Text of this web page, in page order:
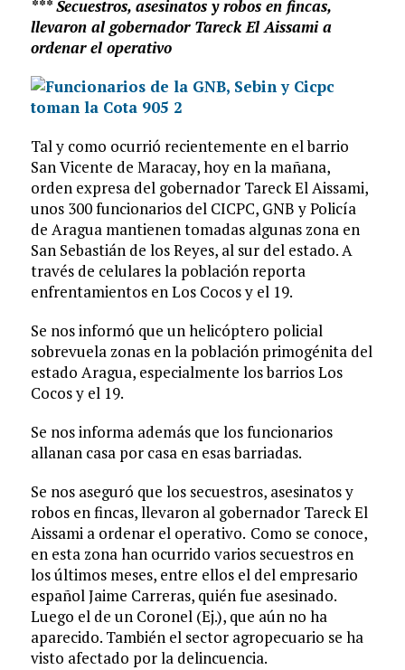
*** Secuestros, asesinatos y robos en fincas,
llevaron al gobernador Tareck El Aissami a
ordenar el operativo
Tal y como ocurrió recientemente en el barrio
San Vicente de Maracay, hoy en la mañana,
orden expresa del gobernador Tareck El Aissami,
unos 300 funcionarios del CICPC, GNB y Policía
de Aragua mantienen tomadas algunas zona en
San Sebastián de los Reyes, al sur del estado. A
través de celulares la población reporta
enfrentamientos en Los Cocos y el 19.
Se nos informó que un helicóptero policial
sobrevuela zonas en la población primogénita del
estado Aragua, especialmente los barrios Los
Cocos y el 19.
Se nos informa además que los funcionarios
allanan casa por casa en esas barriadas.
Se nos aseguró que los secuestros, asesinatos y
robos en fincas, llevaron al gobernador Tareck El
Aissami a ordenar el operativo. Como se conoce,
en esta zona han ocurrido varios secuestros en
los últimos meses, entre ellos el del empresario
español Jaime Carreras, quién fue asesinado.
Luego el de un Coronel (Ej.), que aún no ha
aparecido. También el sector agropecuario se ha
visto afectado por la delincuencia.